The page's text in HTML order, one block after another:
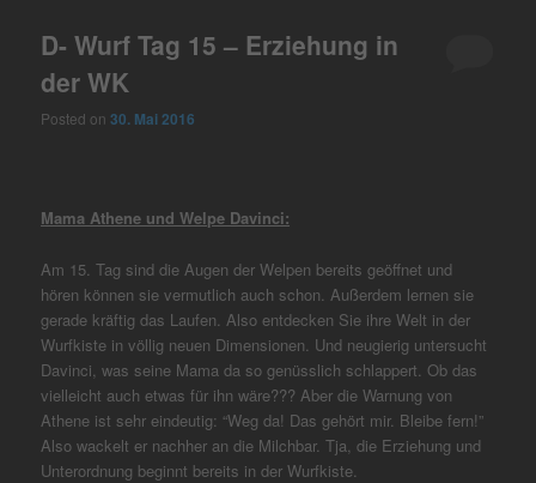
D- Wurf Tag 15 – Erziehung in
der WK
Posted on30. Mai 2016
Mama Athene und Welpe Davinci:
Am 15. Tag sind die Augen der Welpen bereits geöffnet und
hören können sie vermutlich auch schon. Außerdem lernen sie
gerade kräftig das Laufen. Also entdecken Sie ihre Welt in der
Wurfkiste in völlig neuen Dimensionen. Und neugierig untersucht
Davinci, was seine Mama da so genüsslich schlappert. Ob das
vielleicht auch etwas für ihn wäre??? Aber die Warnung von
Athene ist sehr eindeutig: “Weg da! Das gehört mir. Bleibe fern!”
Also wackelt er nachher an die Milchbar. Tja, die Erziehung und
Unterordnung beginnt bereits in der Wurfkiste.